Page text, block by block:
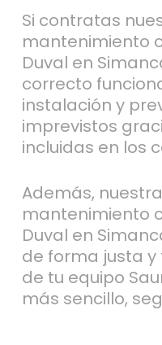
Si contratas
mantenimiento
Duval en
correcto
instalación y
imprevistos
incluidas en los
Además,
mantenimiento
Duval en
de forma justa
de tu equipo
más sencillo,